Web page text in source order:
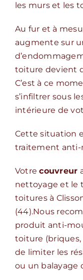
les murs et les
Au fur et à
augmente sur
toiture devient
C’est à ce
s’infiltrer sous
intérieure de
Cette situation
traitement anti-
Votrecouvreur
nettoyage et le
toitures à
(44).Nous
produit anti-
toiture (briques,
de limiter les
ou un balayage